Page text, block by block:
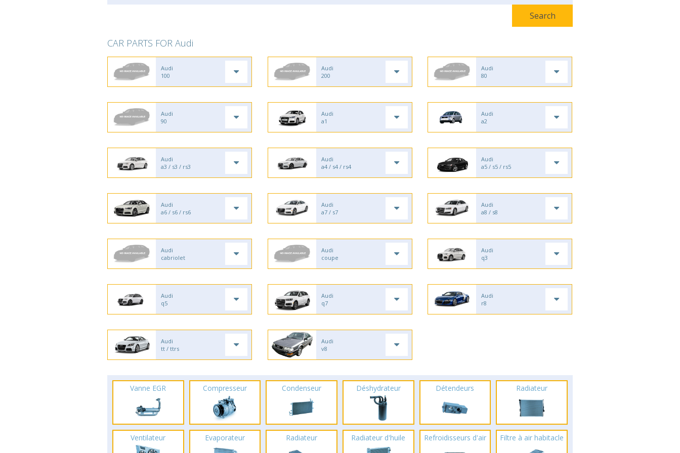
CAR PARTS FOR Audi
Audi
100
Audi
200
Audi
80
Audi
90
Audi
a1
Audi
a2
Audi
a3 / s3 / rs3
Audi
a4 / s4 / rs4
Audi
a5 / s5 / rs5
Audi
a6 / s6 / rs6
Audi
a7 / s7
Audi
a8 / s8
Audi
cabriolet
Audi
coupe
Audi
q3
Audi
q5
Audi
q7
Audi
r8
Audi
tt / ttrs
Audi
v8
Vanne EGR Compresseur Condenseur Déshydrateur Détendeurs Radiateur
Ventilateur Evaporateur Radiateur Radiateur d'huile Refroidisseurs d'air Filtre à air habitacle